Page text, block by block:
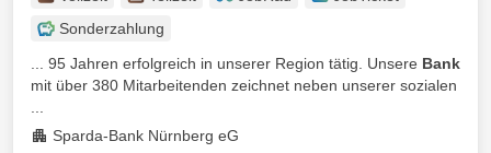
Sonderzahlung
... 95 Jahren erfolgreich in unserer Region tätig. Unsere Bank
mit über 380 Mitarbeitenden zeichnet neben unserer sozialen
Sparda-Bank Nürnberg eG